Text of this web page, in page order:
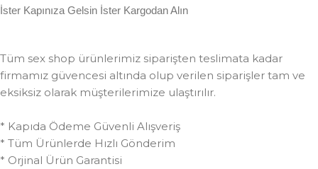
İster Kapınıza Gelsin İster Kargodan Alın
Tüm sex shop ürünlerimiz siparişten teslimata kadar
firmamız güvencesi altında olup verilen siparişler tam ve
eksiksiz olarak müşterilerimize ulaştırılır.
* Kapıda Ödeme Güvenli Alışveriş
* Tüm Ürünlerde Hızlı Gönderim
* Orjinal Ürün Garantisi